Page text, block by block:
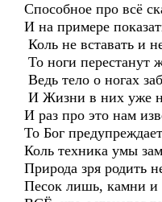
Способное про всё
И на примере
Коль не вставать и
То ноги перестанут
Ведь тело о ногах
И Жизни в них уже
И раз про это нам
То Бог
Коль техника умы
Природа зря родить
Песок лишь, камни и